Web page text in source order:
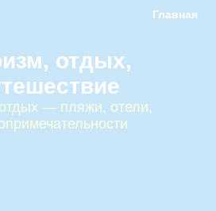
Главная
отдых,
— пляжи, отели,